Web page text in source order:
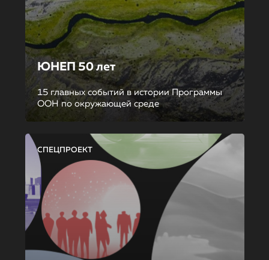
ЮНЕП 50 лет
15 главных событий в истории Программы
ООН по окружающей среде
СПЕЦПРОЕКТ